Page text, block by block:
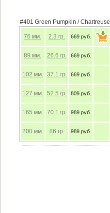
#401 Green Pumpkin / Chartreuse
76 мм. 2.3 гр. 669 руб.
89 мм. 26.6 гр. 669 руб.
102 мм. 37.1 гр. 669 руб.
127 мм. 52.5 гр. 809 руб.
165 мм. 70.1 гр. 989 руб.
200 мм. 86 гр. 989 руб.